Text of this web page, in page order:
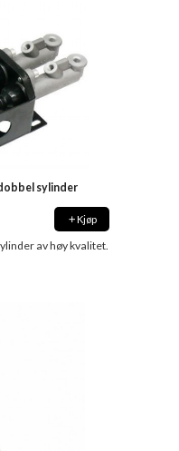
sylinder
Kjøp
av høy kvalitet.